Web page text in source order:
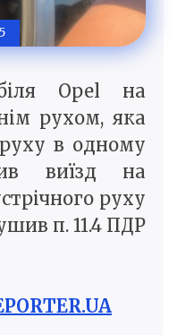
Opel на
рухом, яка
в одному
виїзд на
руху
п. 11.4 ПДР